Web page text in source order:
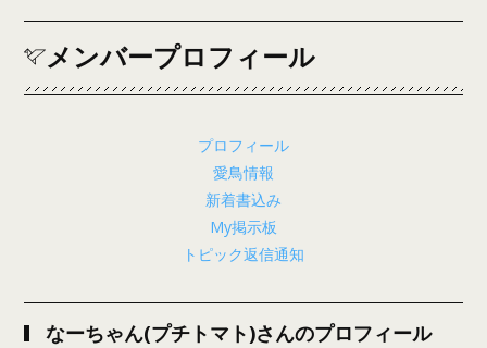
メンバープロフィール
プロフィール
愛鳥情報
新着書込み
My掲示板
トピック返信通知
なーちゃん(プチトマト)さんのプロフィール